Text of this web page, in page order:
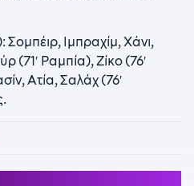
Ιμπραχίμ, Χάνι,
(71′ Ραμπία), Ζίκο (76′
Ατία, Σαλάχ (76′